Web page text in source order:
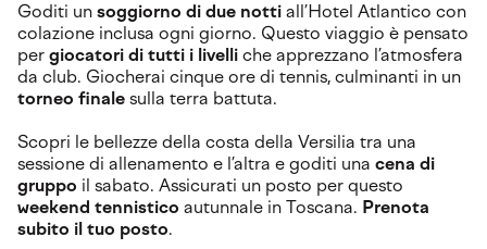
Goditi un soggiorno di due notti all’Hotel Atlantico con
colazione inclusa ogni giorno. Questo viaggio è pensato
per giocatori di tutti i livelli che apprezzano l’atmosfera
da club. Giocherai cinque ore di tennis, culminanti in un
torneo finale sulla terra battuta.
Scopri le bellezze della costa della Versilia tra una
sessione di allenamento e l’altra e goditi una cena di
gruppo il sabato. Assicurati un posto per questo
weekend tennistico autunnale in Toscana. Prenota
subito il tuo posto.